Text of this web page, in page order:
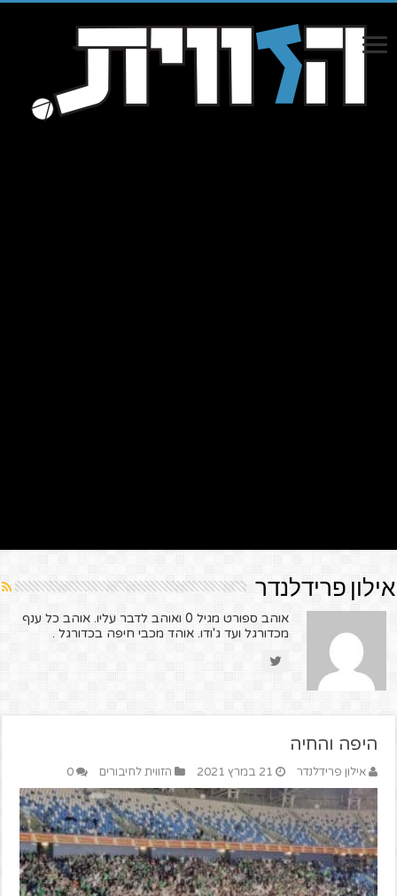
אילון פרידלנדר
אוהב ספורט מגיל 0 ואוהב לדבר עליו. אוהב כל ענף
מכדורגל ועד ג'ודו. אוהד מכבי חיפה בכדורגל .
היפה והחיה
אילון פרידלנדר 21 במרץ 2021 הזווית לחיבורים 0